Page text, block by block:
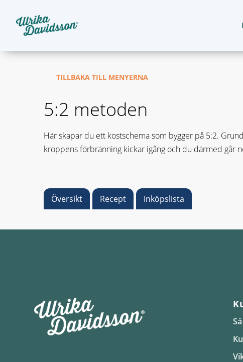
TILLBAKA TILL MENYERNA
5:2 metoden
Här skapar du ett kostschema som bygger på 5:2.
kroppens förbränning kickar igång och du därmed går
Översikt Recept Inköpslista